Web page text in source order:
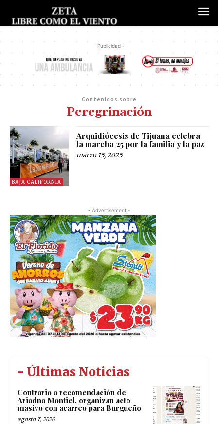
- Publicidad -
Contenidos sobre
Peregrinación
BAJA CALIFORNIA
Arquidiócesis de Tijuana celebra
la marcha 25 por la familia y la paz
marzo 15, 2025
- Advertisement -
- Últimas Noticias
Contrario a recomendación de
Ariadna Montiel, organizan acto
masivo con acarreo para Burgueño
agosto 7, 2026